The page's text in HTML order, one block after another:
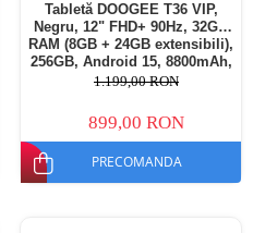
Tabletă DOOGEE T36 VIP,
Negru, 12" FHD+ 90Hz, 32GB
RAM (8GB + 24GB extensibili),
256GB, Android 15, 8800mAh,
Dual SIM
1.199,00 RON
899,00 RON
PRECOMANDA